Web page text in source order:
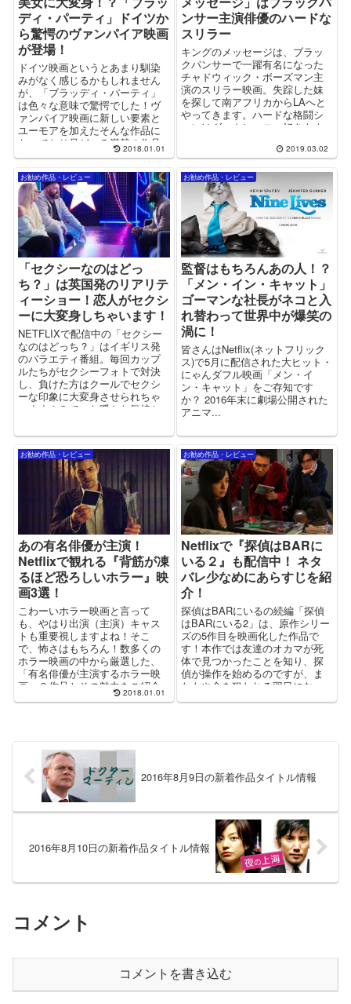
ディ・パーティ」ドイツか
ら驚愕のヴァンパイア映画
が登場！
ドイツ映画というとあまり馴染
みがなく感じるかもしれません
が、「ブラッディ・パーティ」
は色々な意味で驚愕でした！ヴ
ァンパイア映画に新しい要素と
ユーモアを加えたそんな作品に
なっており見どころ満載の作品
です！
2018.01.01
ンサー主演俳優のハードな
スリラー
キングのメッセージは、ブラッ
クパンサーで一躍有名になった
チャドウィック・ボーズマン主
演のスリラー映画。失踪した妹
を探して南アフリカからLAへと
やってきます。ハードな格闘シ
ーンはダークヒーロー好きもウ
2019.03.02
お勧め作品・レビュー
「セクシーなのはどっ
ち？」は英国発のリアリテ
ィーショー！恋人がセクシ
ーに大変身しちゃいます！
NETFLIXで配信中の「セクシー
なのはどっち？」はイギリス発
のバラエティ番組。毎回カップ
ルたちがセクシーフォトで対決
し、負けた方はクールでセクシ
ーな印象に大変身させられちゃ
います！みていた暖かな気持ち
すめ！
お勧め作品・レビュー
監督はもちろんあの人！？
「メン・イン・キャット」
ゴーマンな社長がネコと入
れ替わって世界中が爆笑の
渦に！
皆さんはNetflix(ネットフリック
ス)で5月に配信された大ヒット・
にゃんダフル映画「メン・イ
ン・キャット」をご存知です
か？ 2016年末に劇場公開された
アニマ...
お勧め作品・レビュー
あの有名俳優が主演！
Netflixで観れる『背筋が凍
るほど恐ろしいホラー』映
画3選！
こわーいホラー映画と言って
も、やはり出演（主演）キャス
トも重要視しますよね！そこ
で、怖さはもちろん！数多くの
ホラー映画の中から厳選した、
「有名俳優が主演するホラー映
画」３作品とその魅力をご紹介
致します！
2018.01.01
お勧め作品・レビュー
Netflixで『探偵はBARに
いる２』も配信中！ ネタ
バレ少なめにあらすじを紹
介！
探偵はBARにいるの続編「探偵
はBARにいる2」は、原作シリー
ズの5作目を映画化した作品で
す！本作では友達のオカマが死
体で見つかったことを知り、探
偵が操作を始めるのですが、ま
たもや命を狙われる羽目になっ
てしまいます。
2016年8月9日の新着作品タイトル情報
2016年8月10日の新着作品タイトル情報
コメント
コメントを書き込む